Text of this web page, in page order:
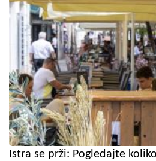
Istra se prži: Pogledajte